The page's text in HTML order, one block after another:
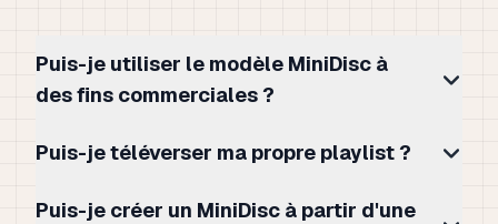
Puis-je utiliser le modèle MiniDisc à
des fins commerciales ?
Puis-je téléverser ma propre playlist ?
Puis-je créer un MiniDisc à partir d'une